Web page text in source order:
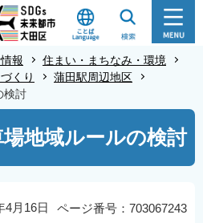
報
住まい・まちなみ・環境
くり
蒲田駅周辺地区
検討
地域ルールの検討
ページ番号：703067243
4月16日